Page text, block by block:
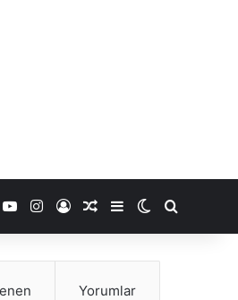
YouTubeInstagram
Kayıt OlRastgele Makale
Kenar Bölmesi
Dış
Yorumlar